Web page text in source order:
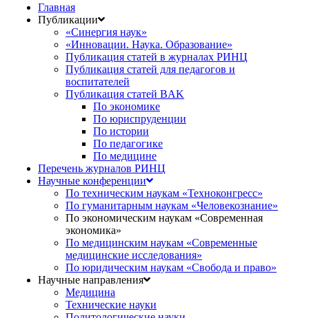
Главная
Публикации
«Синергия наук»
«Инновации. Наука. Образование»
Публикация статей в журналах РИНЦ
Публикация статей для педагогов и
воспитателей
Публикация статей BAK
По экономике
По юриспруденции
По истории
По педагогике
По медицине
Перечень журналов РИНЦ
Научные конференции
По техническим наукам «Техноконгресс»
По гуманитарным наукам «Человекознание»
По экономическим наукам «Современная
экономика»
По медицинским наукам «Современные
медицинские исследования»
По юридическим наукам «Свобода и право»
Научные направления
Медицина
Технические науки